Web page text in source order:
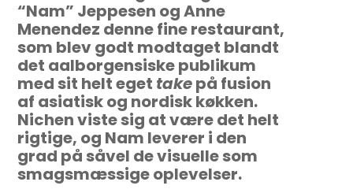
“Nam” Jeppesen og Anne
Menendez denne fine restaurant,
som blev godt modtaget blandt
det aalborgensiske publikum
med sit helt eget takepå fusion
af asiatisk og nordisk køkken.
Nichen viste sig at være det helt
rigtige, og Nam leverer i den
grad på såvel de visuelle som
smagsmæssige oplevelser.